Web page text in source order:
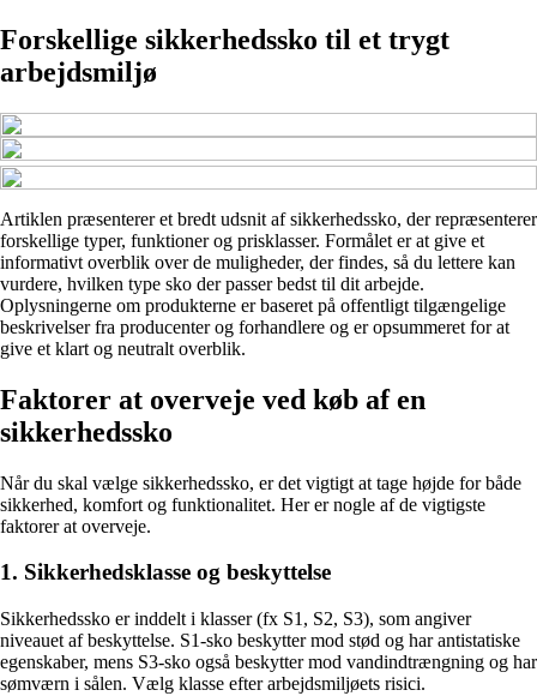
Forskellige sikkerhedssko til et trygt
arbejdsmiljø
Artiklen præsenterer et bredt udsnit af sikkerhedssko, der repræsenterer
forskellige typer, funktioner og prisklasser. Formålet er at give et
informativt overblik over de muligheder, der findes, så du lettere kan
vurdere, hvilken type sko der passer bedst til dit arbejde.
Oplysningerne om produkterne er baseret på offentligt tilgængelige
beskrivelser fra producenter og forhandlere og er opsummeret for at
give et klart og neutralt overblik.
Faktorer at overveje ved køb af en
sikkerhedssko
Når du skal vælge sikkerhedssko, er det vigtigt at tage højde for både
sikkerhed, komfort og funktionalitet. Her er nogle af de vigtigste
faktorer at overveje.
1. Sikkerhedsklasse og beskyttelse
Sikkerhedssko er inddelt i klasser (fx S1, S2, S3), som angiver
niveauet af beskyttelse. S1-sko beskytter mod stød og har antistatiske
egenskaber, mens S3-sko også beskytter mod vandindtrængning og har
sømværn i sålen. Vælg klasse efter arbejdsmiljøets risici.